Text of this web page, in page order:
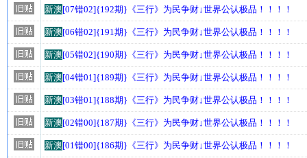
新澳[07错02]{192期}《三行》为民争财↓世界公认极品！！！！
新澳[06错02]{191期}《三行》为民争财↓世界公认极品！！！！
新澳[05错02]{190期}《三行》为民争财↓世界公认极品！！！！
新澳[04错01]{189期}《三行》为民争财↓世界公认极品！！！！
新澳[03错01]{188期}《三行》为民争财↓世界公认极品！！！！
新澳[02错00]{187期}《三行》为民争财↓世界公认极品！！！！
新澳[01错00]{186期}《三行》为民争财↓世界公认极品！！！！